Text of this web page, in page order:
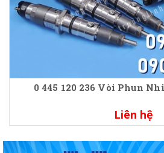
0 445 120 236 Vòi Phun
Liên hệ